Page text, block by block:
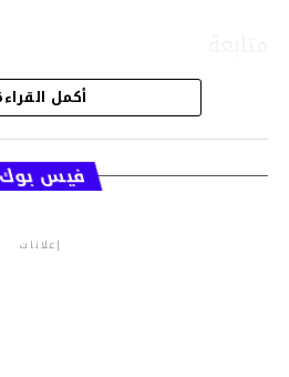
قسم الاخبار
أكمل
فيس بوك
إعلانات